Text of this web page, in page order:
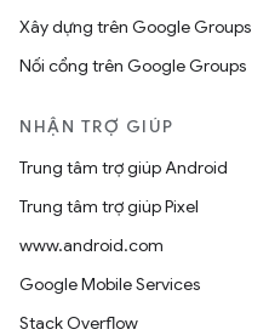
Xây dựng trên Google Groups
Nối cổng trên Google Groups
NHẬN TRỢ GIÚP
Trung tâm trợ giúp Android
Trung tâm trợ giúp Pixel
www.android.com
Google Mobile Services
Stack Overflow